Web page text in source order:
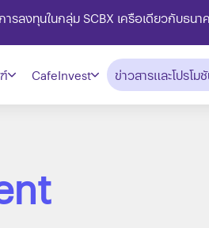
รลงทุนในกลุ่ม SCBX เครือเดียวกับธน
CafeInvest ข่าวสารและโปรโม